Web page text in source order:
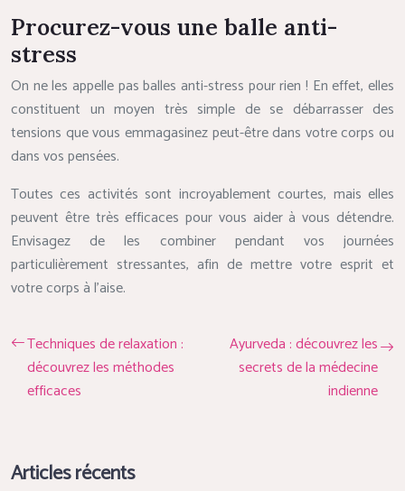
Procurez-vous une balle anti-
stress
On ne les appelle pas balles anti-stress pour rien ! En effet, elles
constituent un moyen très simple de se débarrasser des
tensions que vous emmagasinez peut-être dans votre corps ou
dans vos pensées.
Toutes ces activités sont incroyablement courtes, mais elles
peuvent être très efficaces pour vous aider à vous détendre.
Envisagez de les combiner pendant vos journées
particulièrement stressantes, afin de mettre votre esprit et
votre corps à l’aise.
Techniques de relaxation :
découvrez les méthodes
efficaces
Ayurveda : découvrez les
secrets de la médecine
indienne
Articles récents